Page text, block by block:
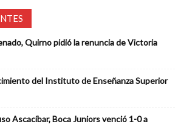
Quirno pidió la renuncia de Victoria
del Instituto de Enseñanza Superior
Ascacíbar, Boca Juniors venció 1-0 a